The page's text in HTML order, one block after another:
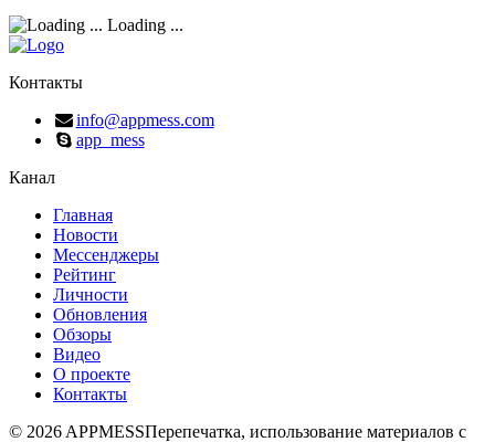
Loading ...
Контакты
info@appmess.com
app_mess
Канал
Главная
Новости
Мессенджеры
Рейтинг
Личности
Обновления
Обзоры
Видео
О проекте
Контакты
© 2026 APPMESSПерепечатка, использование материалов с